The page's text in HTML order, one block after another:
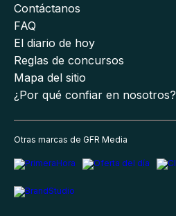
Contáctanos
FAQ
El diario de hoy
Reglas de concursos
Mapa del sitio
¿Por qué confiar en nosotros?
Otras marcas de GFR Media